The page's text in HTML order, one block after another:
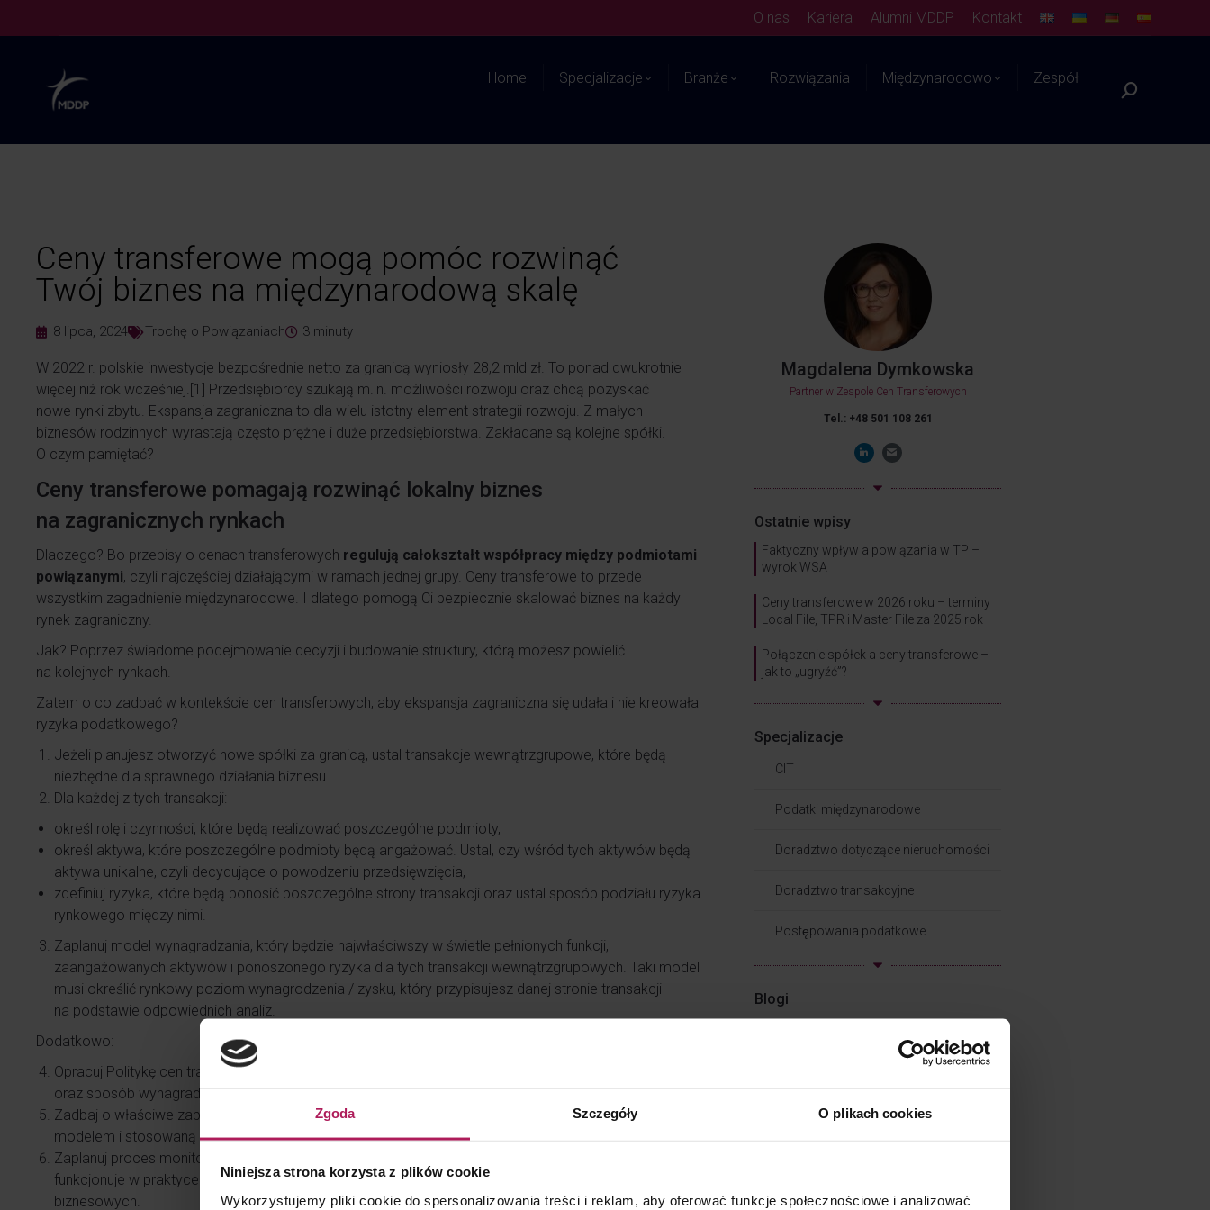
Zgoda Szczegóły O plikach cookies
Niniejsza strona korzysta z plików cookie
Wykorzystujemy pliki cookie do spersonalizowania treści i reklam, aby oferować funkcje społecznościowe i analizować
O nas Kariera Alumni MDDP Kontakt
Home Specjalizacje Branże Rozwiązania Międzynarodowo Zespół
Ceny transferowe mogą pomóc rozwinąć
Twój biznes na międzynarodową skalę
8 lipca, 2024 Trochę o Powiązaniach 3 minuty
W 2022 r. polskie inwestycje bezpośrednie netto za granicą wyniosły 28,2 mld zł. To ponad dwukrotnie
więcej niż rok wcześniej. [1] Przedsiębiorcy szukają m.in. możliwości rozwoju oraz chcą pozyskać
nowe rynki zbytu. Ekspansja zagraniczna to dla wielu istotny element strategii rozwoju. Z małych
biznesów rodzinnych wyrastają często prężne i duże przedsiębiorstwa. Zakładane są kolejne spółki.
O czym pamiętać?
Ceny transferowe pomagają rozwinąć lokalny biznes
na zagranicznych rynkach
Dlaczego? Bo przepisy o cenach transferowych regulują całokształt współpracy między podmiotami
powiązanymi, czyli najczęściej działającymi w ramach jednej grupy. Ceny transferowe to przede
wszystkim zagadnienie międzynarodowe. I dlatego pomogą Ci bezpiecznie skalować biznes na każdy
rynek zagraniczny.
Jak? Poprzez świadome podejmowanie decyzji i budowanie struktury, którą możesz powielić
na kolejnych rynkach.
Zatem o co zadbać w kontekście cen transferowych, aby ekspansja zagraniczna się udała i nie kreowała
ryzyka podatkowego?
Jeżeli planujesz otworzyć nowe spółki za granicą, ustal transakcje wewnątrzgrupowe, które będą
niezbędne dla sprawnego działania biznesu.
Dla każdej z tych transakcji:
określ rolę i czynności, które będą realizować poszczególne podmioty,
określ aktywa, które poszczególne podmioty będą angażować. Ustal, czy wśród tych aktywów będą
aktywa unikalne, czyli decydujące o powodzeniu przedsięwzięcia,
zdefiniuj ryzyka, które będą ponosić poszczególne strony transakcji oraz ustal sposób podziału ryzyka
rynkowego między nimi.
Zaplanuj model wynagradzania, który będzie najwłaściwszy w świetle pełnionych funkcji,
zaangażowanych aktywów i ponoszonego ryzyka dla tych transakcji wewnątrzgrupowych. Taki model
musi określić rynkowy poziom wynagrodzenia / zysku, który przypisujesz danej stronie transakcji
na podstawie odpowiednich analiz.
Dodatkowo:
Opracuj Politykę cen transferowych, czyli opisz ustalony model współpracy w ramach grupy
oraz sposób wynagradzania.
Zadbaj o właściwe zapisy w umowach o współpracy stron transakcji. Muszą być spójne z ustalonym
modelem i stosowaną polityką cen transferowych.
Zaplanuj proces monitorowania modelu rozliczeń z podmiotami powiązanymi. Sprawdzaj, jak
funkcjonuje w praktyce i czy nie wymaga zmian / dostosowania do zmieniających się realiów
biznesowych.
Magdalena Dymkowska
Partner w Zespole Cen Transferowych
Tel.: +48 501 108 261
Ostatnie wpisy
Faktyczny wpływ a powiązania w TP –
wyrok WSA
Ceny transferowe w 2026 roku – terminy
Local File, TPR i Master File za 2025 rok
Połączenie spółek a ceny transferowe –
jak to „ugryźć”?
Specjalizacje
CIT
Podatki międzynarodowe
Doradztwo dotyczące nieruchomości
Doradztwo transakcyjne
Postępowania podatkowe
Blogi
Trochę o zielonych podatkach
Akademia Pana Taxa